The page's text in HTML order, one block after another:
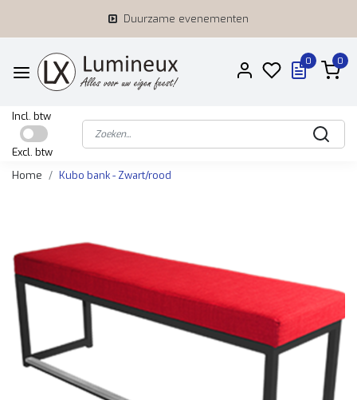
Duurzame evenementen
0 0
Incl. btw
Excl. btw
Home
Kubo bank - Zwart/rood